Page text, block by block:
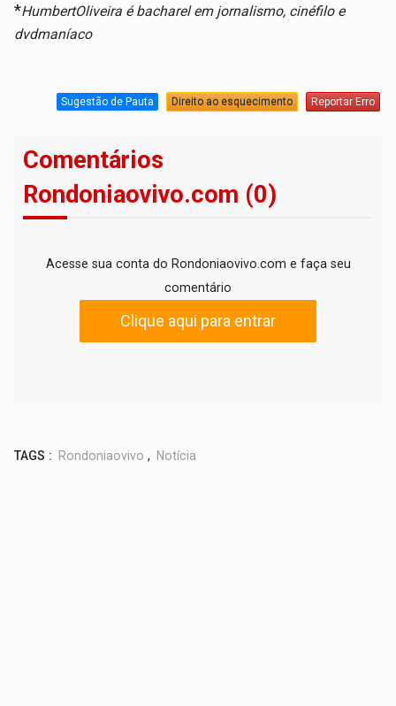
*HumbertOliveira é bacharel em jornalismo, cinéfilo e
dvdmaníaco
Sugestão de Pauta Direito ao esquecimento Reportar Erro
Comentários
Rondoniaovivo.com (0)
Acesse sua conta do Rondoniaovivo.com e faça seu
comentário
Clique aqui para entrar
TAGS : Rondoniaovivo , Notícia